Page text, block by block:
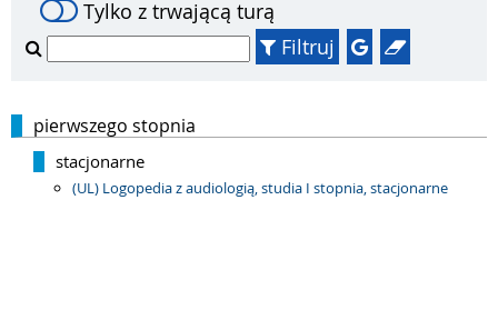
Tylko z trwającą turą
Filtruj
pierwszego stopnia
stacjonarne
(UL) Logopedia z audiologią, studia I stopnia, stacjonarne